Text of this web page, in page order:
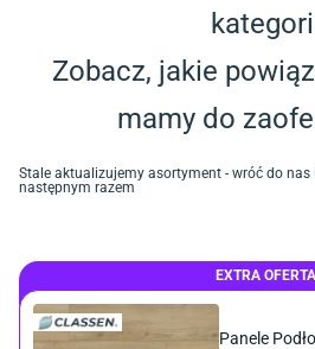
Zobacz, jakie
mamy do
Stale aktualizujemy asortyment - wróć do
następnym razem
EXTRA OFERTA
Panele